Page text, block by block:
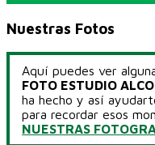
Nuestras Fotos
Aquí puedes ver
FOTO ESTUDIO
ha hecho y así
para recordar esos
NUESTRAS